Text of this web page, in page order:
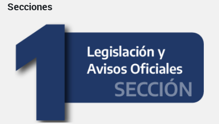
Secciones